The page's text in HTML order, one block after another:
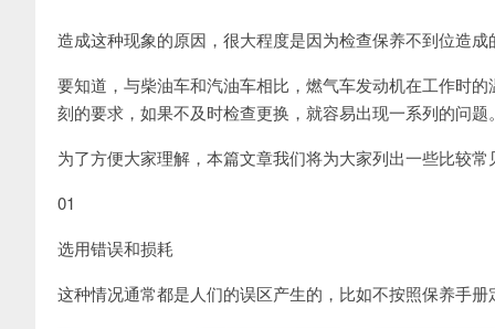
造成这种现象的原因，很大程度是因为检查保养不到位造成
要知道，与柴油车和汽油车相比，燃气车发动机在工作时
刻的要求，如果不及时检查更换，就容易出现一系列的问题。
为了方便大家理解，本篇文章我们将为大家列出一些比较常
01
选用错误和损耗
这种情况通常都是人们的误区产生的，比如不按照保养手